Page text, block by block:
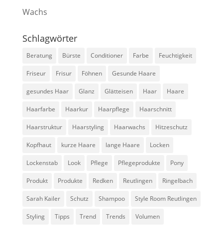
Wachs
Schlagwörter
Beratung Bürste Conditioner Farbe Feuchtigkeit
Friseur Frisur Föhnen Gesunde Haare
gesundes Haar Glanz Glätteisen Haar Haare
Haarfarbe Haarkur Haarpflege Haarschnitt
Haarstruktur Haarstyling Haarwachs Hitzeschutz
Kopfhaut kurze Haare lange Haare Locken
Lockenstab Look Pflege Pflegeprodukte Pony
Produkt Produkte Redken Reutlingen Ringelbach
Sarah Kailer Schutz Shampoo Style Room Reutlingen
Styling Tipps Trend Trends Volumen